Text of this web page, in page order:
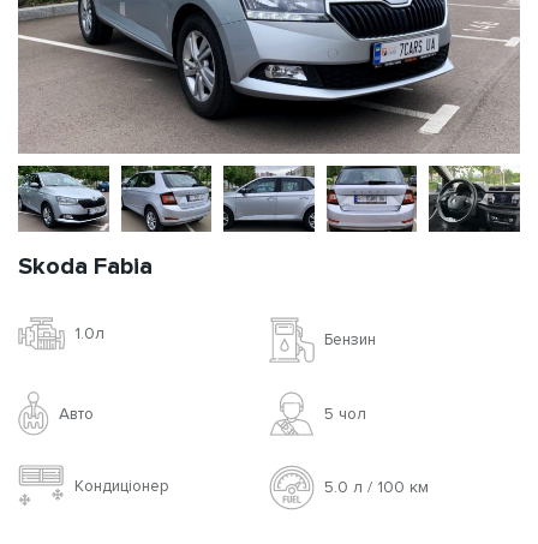
Skoda Fabia
1.0л Бензин
Авто 5 чoл
Кондиціонер 5.0 л / 100 км